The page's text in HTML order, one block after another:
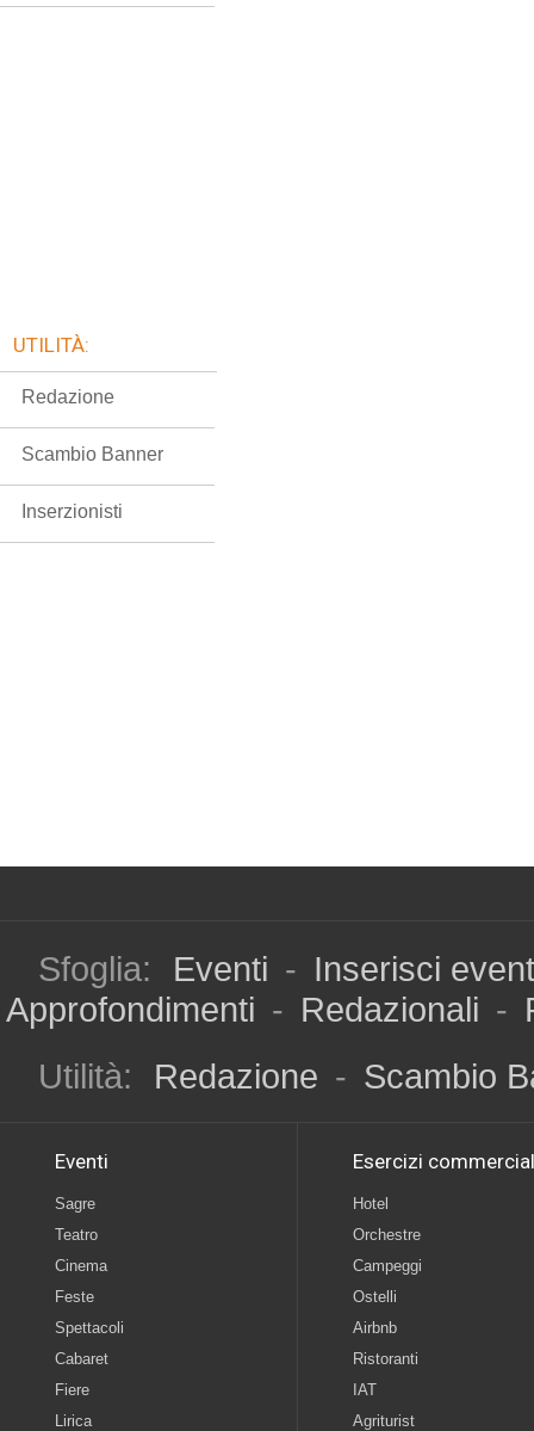
UTILITÀ:
Redazione
Scambio Banner
Inserzionisti
Sfoglia: Eventi - Inserisci
Approfondimenti - Redazionali -
Utilità:
Redazione - Scambio
Eventi
Sagre
Teatro
Cinema
Feste
Spettacoli
Cabaret
Fiere
Lirica
Esercizi
Hotel
Orchestre
Campeggi
Ostelli
Airbnb
Ristoranti
IAT
Agriturist